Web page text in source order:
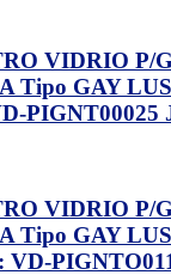
VIDRIO P/
Tipo GAY
PIGNT00025
VIDRIO P/
Tipo GAY
VD-